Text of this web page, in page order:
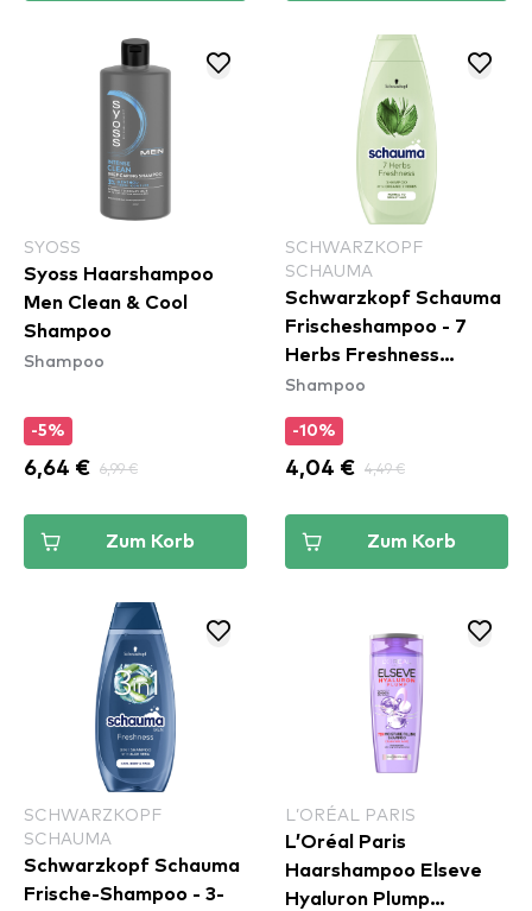
SYOSS
Syoss Haarshampoo
Men Clean & Cool
Shampoo
Shampoo
-5%
6,64 € 6,99 €
Zum Korb
SCHWARZKOPF
SCHAUMA
Schwarzkopf Schauma
Frischeshampoo - 7
Herbs Freshness
Shampoo
Shampoo
-10%
4,04 € 4,49 €
Zum Korb
SCHWARZKOPF
SCHAUMA
Schwarzkopf Schauma
Frische-Shampoo - 3-
L’ORÉAL PARIS
L’Oréal Paris
Haarshampoo Elseve
Hyaluron Plump